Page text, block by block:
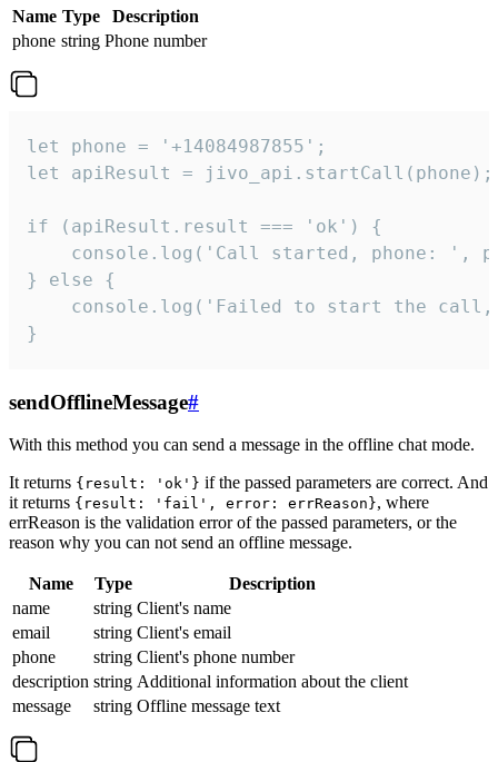
Name Type
Description
phone string Phone number
let phone = '+14084987855';
let apiResult = jivo_api.startCall(phone);
if (apiResult.result === 'ok') {
console.log('Call started, phone: ',
} else {
console.log('Failed to start the
}
sendOfflineMessage#
With this method you can send a message in the offline chat mode.
It returns {result: 'ok'} if the passed parameters are correct. And
it returns {result: 'fail', error: errReason}, where
errReason is the validation error of the passed parameters, or the
reason why you can not send an offline message.
Name Type
Description
name
string Client's name
email
string Client's email
phone
string Client's phone number
description string Additional information about the client
message
string Offline message text